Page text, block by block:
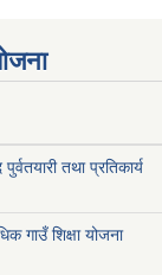
तथा प्रतिकार्य
गाउँ शिक्षा योजना